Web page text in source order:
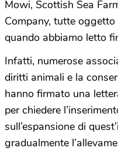
Mowi, Scottish Sea
Company, tutte oggetto
quando abbiamo letto
Infatti, numerose
diritti animali e la
hanno firmato una
per chiedere
sull’espansione di
gradualmente